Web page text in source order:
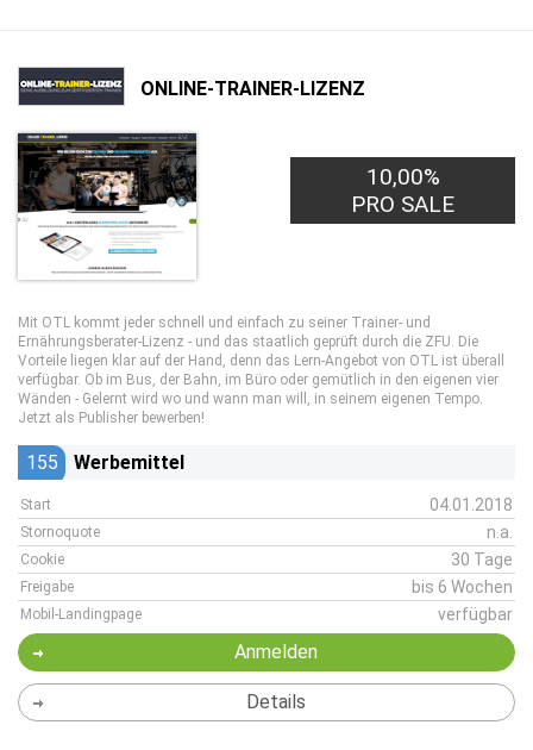
ONLINE-TRAINER-LIZENZ
10,00%
PRO SALE
Mit OTL kommt jeder schnell und einfach zu seiner Trainer- und
Ernährungsberater-Lizenz - und das staatlich geprüft durch die ZFU. Die
Vorteile liegen klar auf der Hand, denn das Lern-Angebot von OTL ist überall
verfügbar. Ob im Bus, der Bahn, im Büro oder gemütlich in den eigenen vier
Wänden - Gelernt wird wo und wann man will, in seinem eigenen Tempo.
Jetzt als Publisher bewerben!
155 Werbemittel
Start 04.01.2018
Stornoquote n.a.
Cookie 30 Tage
Freigabe bis 6 Wochen
Mobil-Landingpage verfügbar
Anmelden
Details